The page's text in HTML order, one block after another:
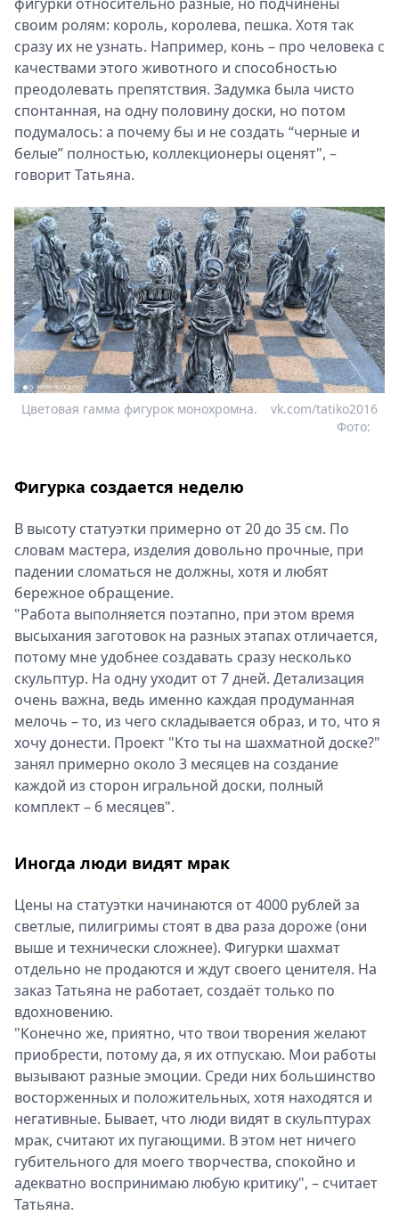
своим ролям: король, королева, пешка. Хотя так
сразу их не узнать. Например, конь – про человека с
качествами этого животного и способностью
преодолевать препятствия. Задумка была чисто
спонтанная, на одну половину доски, но потом
подумалось: а почему бы и не создать “черные и
белые” полностью, коллекционеры оценят", –
говорит Татьяна.
Цветовая гамма фигурок монохромна.
vk.com/tatiko2016
Фото:
Фигурка создается неделю
В высоту статуэтки примерно от 20 до 35 см. По
словам мастера, изделия довольно прочные, при
падении сломаться не должны, хотя и любят
бережное обращение.
"Работа выполняется поэтапно, при этом время
высыхания заготовок на разных этапах отличается,
потому мне удобнее создавать сразу несколько
скульптур. На одну уходит от 7 дней. Детализация
очень важна, ведь именно каждая продуманная
мелочь – то, из чего складывается образ, и то, что я
хочу донести. Проект "Кто ты на шахматной доске?"
занял примерно около 3 месяцев на создание
каждой из сторон игральной доски, полный
комплект – 6 месяцев".
Иногда люди видят мрак
Цены на статуэтки начинаются от 4000 рублей за
светлые, пилигримы стоят в два раза дороже (они
выше и технически сложнее). Фигурки шахмат
отдельно не продаются и ждут своего ценителя. На
заказ Татьяна не работает, создаёт только по
вдохновению.
"Конечно же, приятно, что твои творения желают
приобрести, потому да, я их отпускаю. Мои работы
вызывают разные эмоции. Среди них большинство
восторженных и положительных, хотя находятся и
негативные. Бывает, что люди видят в скульптурах
мрак, считают их пугающими. В этом нет ничего
губительного для моего творчества, спокойно и
адекватно воспринимаю любую критику", – считает
Татьяна.